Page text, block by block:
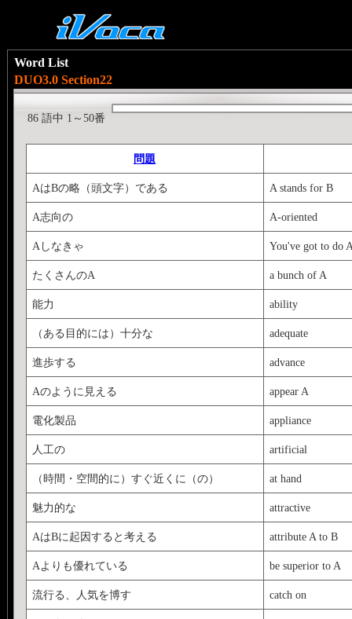
Word List
DUO3.0 Section22
86 語中 1～50番
問題
AはBの略（頭文字）である A stands for B
A志向の A-oriented
Aしなきゃ You've got to do
たくさんのA a bunch of A
能力 ability
（ある目的には）十分な adequate
進歩する advance
Aのように見える appear A
電化製品 appliance
人工の artificial
（時間・空間的に）すぐ近くに（の） at hand
魅力的な attractive
AはBに起因すると考える attribute A to B
Aよりも優れている be superior to A
流行る、人気を博す catch on